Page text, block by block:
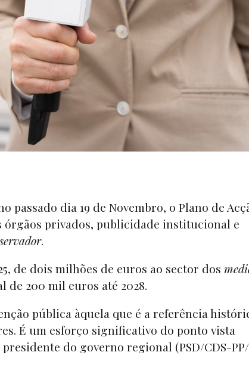
passado dia 19 de Novembro, o Plano de
órgãos privados, publicidade institucional e
.
de dois milhões de euros ao sector dos
200 mil euros até 2028.
pública àquela que é a referência
É um esforço significativo do ponto vista
do governo regional (PSD/CDS-PP/